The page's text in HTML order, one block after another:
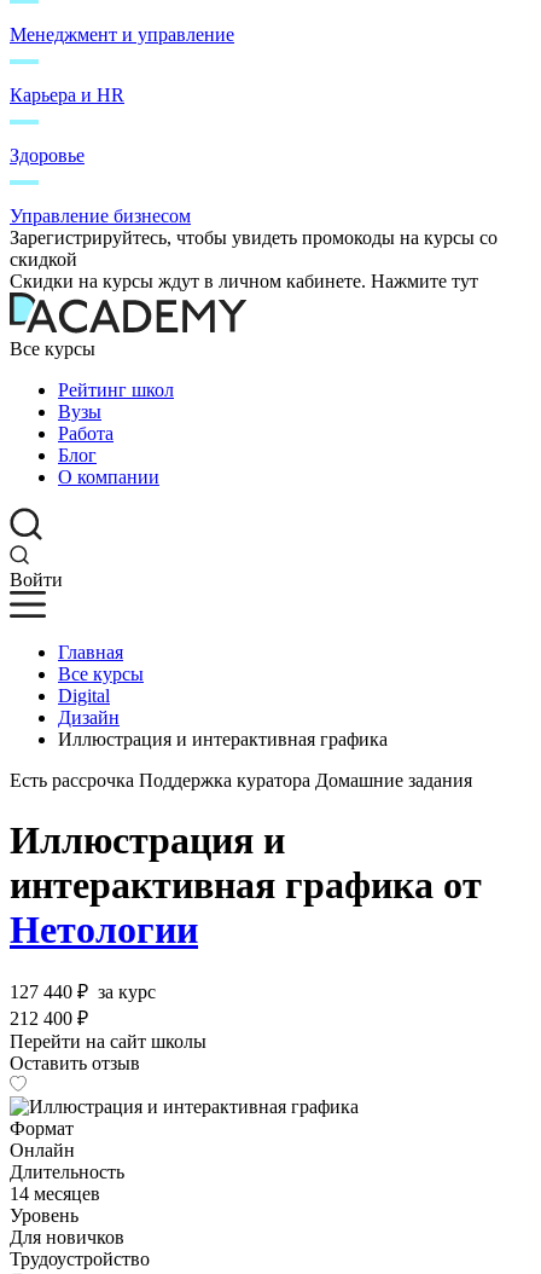
Менеджмент и управление
Карьера и HR
Здоровье
Управление бизнесом
Зарегистрируйтесь, чтобы увидеть промокоды на курсы со
скидкой
Скидки на курсы ждут в личном кабинете. Нажмите тут
Все курсы
Рейтинг школ
Вузы
Работа
Блог
О компании
Войти
Главная
Все курсы
Digital
Дизайн
Иллюстрация и интерактивная графика
Есть рассрочка Поддержка куратора Домашние задания
Иллюстрация и
интерактивная графика от
Нетологии
127 440 ₽ за курс
212 400 ₽
Перейти на сайт школы
Оставить отзыв
Формат
Онлайн
Длительность
14 месяцев
Уровень
Для новичков
Трудоустройство